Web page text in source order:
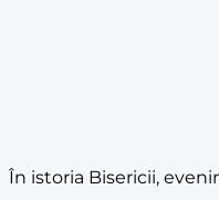
În istoria Bisericii,